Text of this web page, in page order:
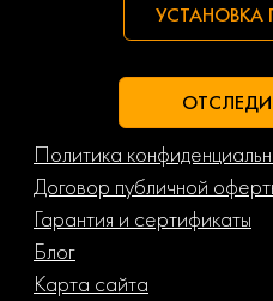
УСТАНОВКА
Политика
Договор публичной
Гарантия и сертификаты
Блог
Карта сайта